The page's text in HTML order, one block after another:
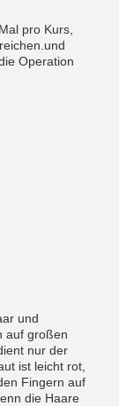
pro Kurs,
Operation
und
auf großen
nur der
ist leicht rot,
Fingern auf
die Haare